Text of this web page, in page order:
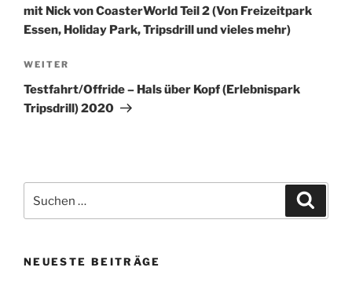
mit Nick von CoasterWorld Teil 2 (Von Freizeitpark
Essen, Holiday Park, Tripsdrill und vieles mehr)
Nächster
Beitrag
WEITER
Testfahrt/Offride – Hals über Kopf (Erlebnispark
Tripsdrill) 2020
nach:
NEUESTE BEITRÄGE